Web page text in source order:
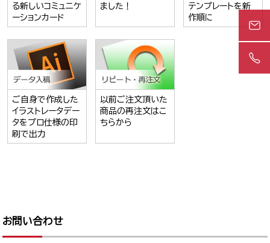
る新しいコミュニケ
ーションカード
ました！
テンプレートを新
作順に
ご自身で作成した
イラストレータデー
タをプロ仕様の印
刷で出力
以前ご注文頂いた
商品の再注文はこ
ちらから
お問い合わせ